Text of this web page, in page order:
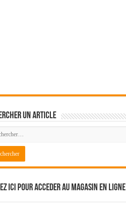
un article
ici pour acceder au magasin en ligne